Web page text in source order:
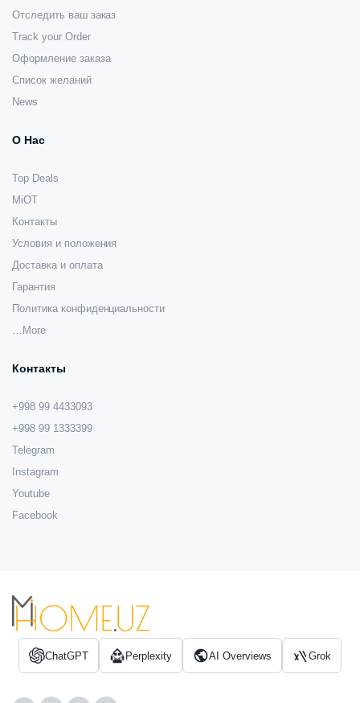
Отследить ваш заказ
Track your Order
Оформление заказа
Список желаний
News
О Нас
Top Deals
MiOT
Контакты
Условия и положения
Доставка и оплата
Гарантия
Политика конфиденциальности
…More
Контакты
+998 99 4433093
+998 99 1333399
Telegram
Instagram
Youtube
Facebook
ChatGPT Perplexity AI Overviews Grok